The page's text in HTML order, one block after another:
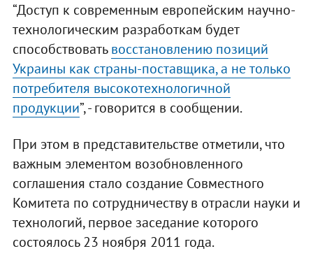
“Доступ к современным европейским научно-
технологическим разработкам будет
способствоватьвосстановлению позиций
Украины как страны-поставщика, а не только
потребителя высокотехнологичной
продукции”, - говорится в сообщении.
При этом в представительстве отметили, что
важным элементом возобновленного
соглашения стало создание Совместного
Комитета по сотрудничеству в отрасли науки и
технологий, первое заседание которого
состоялось 23 ноября 2011 года.